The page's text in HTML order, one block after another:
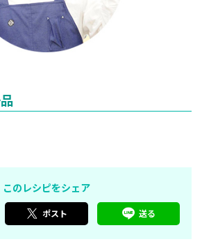
このレシピをシェア
ポスト 送る